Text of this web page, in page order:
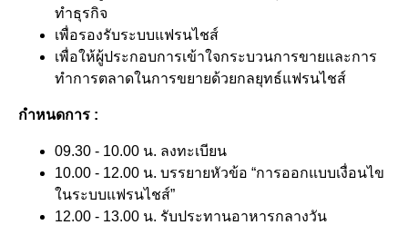
ทำธุรกิจ
เพื่อรองรับระบบแฟรนไชส์
เพื่อให้ผู้ประกอบการเข้าใจกระบวนการขายและการ
ทำการตลาดในการขยายด้วยกลยุทธ์แฟรนไชส์
กำหนดการ :
09.30 - 10.00 น. ลงทะเบียน
10.00 - 12.00 น. บรรยายหัวข้อ “การออกแบบเงื่อนไข
ในระบบแฟรนไชส์”
12.00 - 13.00 น. รับประทานอาหารกลางวัน